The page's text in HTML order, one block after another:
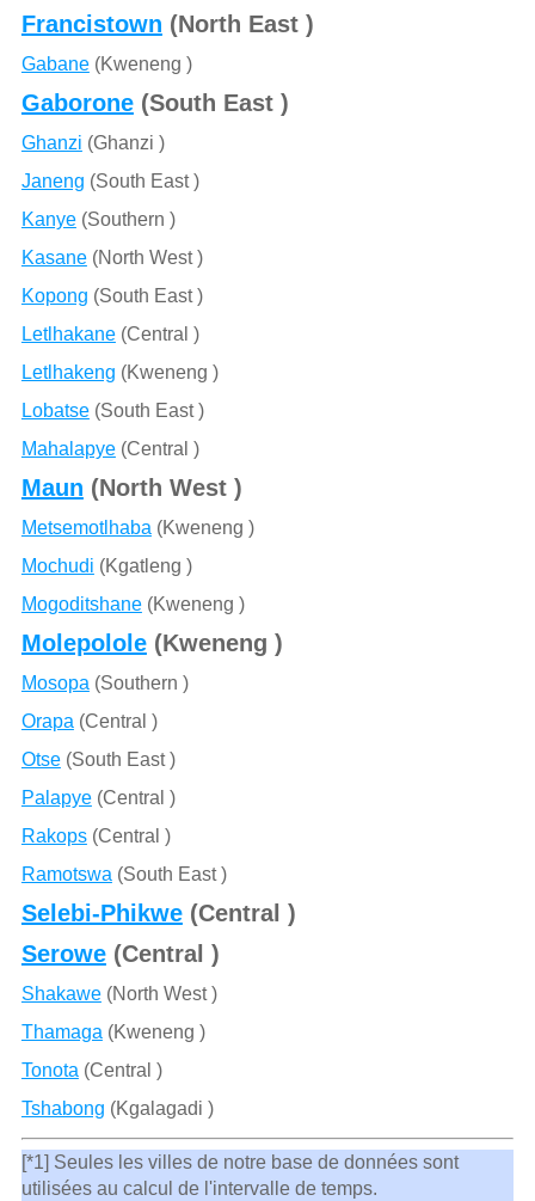
Francistown (North East )
Gabane(Kweneng )
Gaborone(South East )
Ghanzi (Ghanzi )
Janeng (South East )
Kanye(Southern )
Kasane(North West )
Kopong (South East )
Letlhakane(Central )
Letlhakeng (Kweneng )
Lobatse(South East )
Mahalapye(Central )
Maun (North West )
Metsemotlhaba (Kweneng )
Mochudi (Kgatleng )
Mogoditshane(Kweneng )
Molepolole(Kweneng )
Mosopa (Southern )
Orapa (Central )
Otse(South East )
Palapye(Central )
Rakops(Central )
Ramotswa (South East )
Selebi-Phikwe(Central )
Serowe(Central )
Shakawe(North West )
Thamaga (Kweneng )
Tonota (Central )
Tshabong (Kgalagadi )
[*1] Seules les villes de notre base de données sont
utilisées au calcul de l'intervalle de temps.